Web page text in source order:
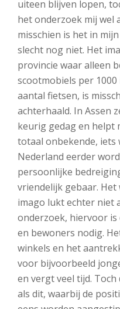
uiteen blijven lopen,
het onderzoek mij wel
misschien is het in
slecht nog niet. Het
provincie waar alleen
scootmobiels per
aantal fietsen, is
achterhaald. In Assen
keurig gedag en helpt
totaal onbekende, iets
Nederland eerder
persoonlijke
vriendelijk gebaar. Het
imago lukt echter niet
onderzoek, hiervoor
en bewoners nodig.
winkels en het
voor bijvoorbeeld
en vergt veel tijd.
als dit, waarbij de